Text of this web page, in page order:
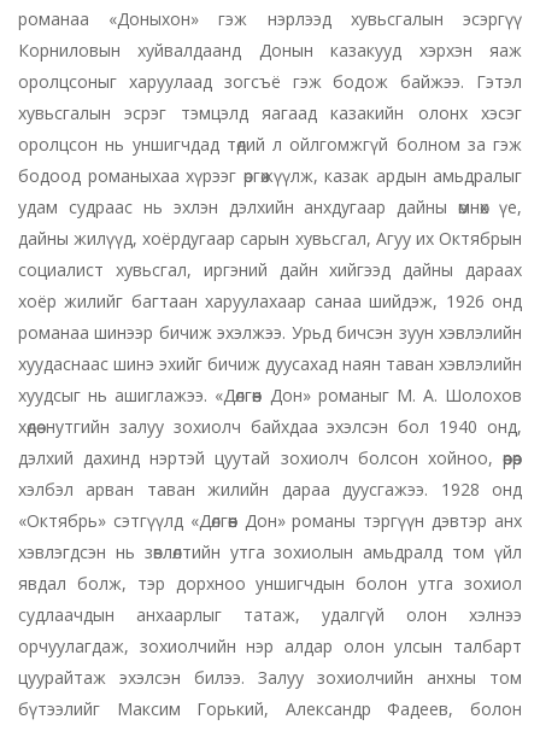
романаа «Доныхон» гэж нэрлээд хувьсгалын эсэргүү
Корниловын хуйвалдаанд Донын казакууд хэрхэн яаж
оролцсоныг харуулаад зогсъё гэж бодож байжээ. Гэтэл
хувьсгалын эсрэг тэмцэлд яагаад казакийн олонх хэсэг
оролцсон нь уншигчдад төдий л ойлгомжгүй болном за гэж
бодоод романыхаа хүрээг өргөжүүлж, казак ардын амьдралыг
удам судраас нь эхлэн дэлхийн анхдугаар дайны өмнөх үе,
дайны жилүүд, хоёрдугаар сарын хувьсгал, Агуу их Октябрын
социалист хувьсгал, иргэний дайн хийгээд дайны дараах
хоёр жилийг багтаан харуулахаар санаа шийдэж, 1926 онд
романаа шинээр бичиж эхэлжээ. Урьд бичсэн зуун хэвлэлийн
хуудаснаас шинэ эхийг бичиж дуусахад наян таван хэвлэлийн
хуудсыг нь ашиглажээ. «Дөлгөөн Дон» романыг М. А. Шолохов
хөдөө нутгийн залуу зохиолч байхдаа эхэлсэн бол 1940 онд,
дэлхий дахинд нэртэй цуутай зохиолч болсон хойноо, өөрөөр
хэлбэл арван таван жилийн дараа дуусгажээ. 1928 онд
«Октябрь» сэтгүүлд «Дөлгөөн Дон» романы тэргүүн дэвтэр анх
хэвлэгдсэн нь зөвлөлтийн утга зохиолын амьдралд том үйл
явдал болж, тэр дорхноо уншигчдын болон утга зохиол
судлаачдын анхаарлыг татаж, удалгүй олон хэлнээ
орчуулагдаж, зохиолчийн нэр алдар олон улсын талбарт
цуурайтаж эхэлсэн билээ. Залуу зохиолчийн анхны том
бүтээлийг Максим Горький, Александр Фадеев, болон